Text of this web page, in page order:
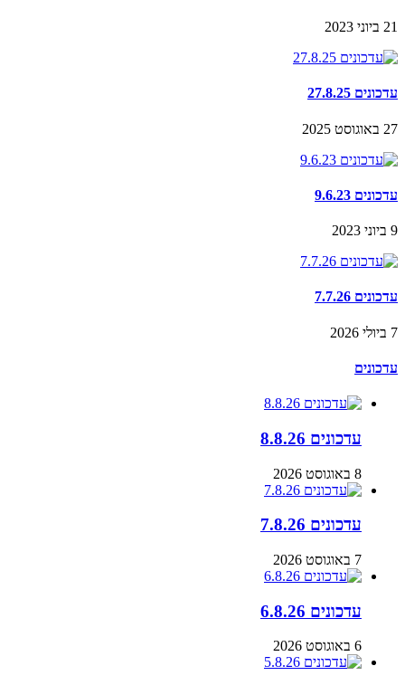
21 ביוני 2023
עדכונים 27.8.25
27 באוגוסט 2025
עדכונים 9.6.23
9 ביוני 2023
עדכונים 7.7.26
7 ביולי 2026
עדכונים
עדכונים 8.8.26
8 באוגוסט 2026
עדכונים 7.8.26
7 באוגוסט 2026
עדכונים 6.8.26
6 באוגוסט 2026